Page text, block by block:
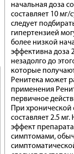
начальная доза
составляет 10
следует
гипертензией
более низкой
эффективна доза
незадолго до
которые
Ренитека может
применения
первичное
При хронической
составляет 2.5
эффект
симптомами,